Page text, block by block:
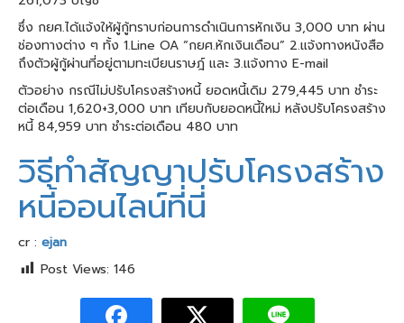
ซึ่ง กยศ.ได้แจ้งให้ผู้กู้ทราบก่อนการดำเนินการหักเงิน 3,000 บาท ผ่าน
ช่องทางต่าง ๆ ทั้ง 1.Line OA “กยศ.หักเงินเดือน” 2.แจ้งทางหนังสือ
ถึงตัวผู้กู้ผ่านที่อยู่ตามทะเบียนราษฎ์ และ 3.แจ้งทาง E-mail
ตัวอย่าง กรณีไม่ปรับโครงสร้างหนี้ ยอดหนี้เดิม 279,445 บาท ชำระ
ต่อเดือน 1,620+3,000 บาท เทียบกับยอดหนี้ใหม่ หลังปรับโครงสร้าง
หนี้ 84,959 บาท ชำระต่อเดือน 480 บาท
วิธีทำสัญญาปรับโครงสร้าง
หนี้ออนไลน์ที่นี่
cr : ejan
Post Views: 146